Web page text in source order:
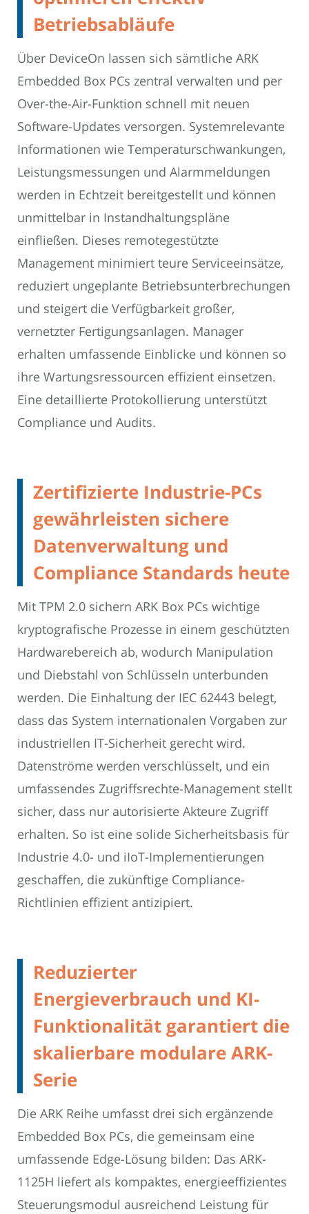
Betriebsabläufe
Über DeviceOn lassen sich sämtliche ARK
Embedded Box PCs zentral verwalten und per
Over-the-Air-Funktion schnell mit neuen
Software-Updates versorgen. Systemrelevante
Informationen wie Temperaturschwankungen,
Leistungsmessungen und Alarmmeldungen
werden in Echtzeit bereitgestellt und können
unmittelbar in Instandhaltungspläne
einfließen. Dieses remotegestützte
Management minimiert teure Serviceeinsätze,
reduziert ungeplante Betriebsunterbrechungen
und steigert die Verfügbarkeit großer,
vernetzter Fertigungsanlagen. Manager
erhalten umfassende Einblicke und können so
ihre Wartungsressourcen effizient einsetzen.
Eine detaillierte Protokollierung unterstützt
Compliance und Audits.
Zertifizierte Industrie-PCs
gewährleisten sichere
Datenverwaltung und
Compliance Standards heute
Mit TPM 2.0 sichern ARK Box PCs wichtige
kryptografische Prozesse in einem geschützten
Hardwarebereich ab, wodurch Manipulation
und Diebstahl von Schlüsseln unterbunden
werden. Die Einhaltung der IEC 62443 belegt,
dass das System internationalen Vorgaben zur
industriellen IT-Sicherheit gerecht wird.
Datenströme werden verschlüsselt, und ein
umfassendes Zugriffsrechte-Management stellt
sicher, dass nur autorisierte Akteure Zugriff
erhalten. So ist eine solide Sicherheitsbasis für
Industrie 4.0- und iIoT-Implementierungen
geschaffen, die zukünftige Compliance-
Richtlinien effizient antizipiert.
Reduzierter
Energieverbrauch und KI-
Funktionalität garantiert die
skalierbare modulare ARK-
Serie
Die ARK Reihe umfasst drei sich ergänzende
Embedded Box PCs, die gemeinsam eine
umfassende Edge-Lösung bilden: Das ARK-
1125H liefert als kompaktes, energieeffizientes
Steuerungsmodul ausreichend Leistung für